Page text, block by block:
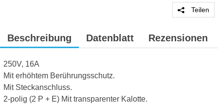
Teilen
Beschreibung Datenblatt Rezensionen
250V, 16A
Mit erhöhtem Berührungsschutz.
Mit Steckanschluss.
2-polig (2 P + E) Mit transparenter Kalotte.